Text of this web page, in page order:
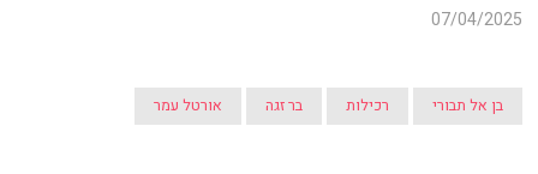
07/04/2025
בן אל תבורי רכילות בר זגה אורטל עמר